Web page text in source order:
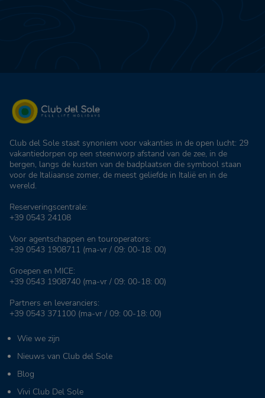
Club del Sole staat synoniem voor vakanties in de open lucht: 29
vakantiedorpen op een steenworp afstand van de zee, in de
bergen, langs de kusten van de badplaatsen die symbool staan
voor de Italiaanse zomer, de meest geliefde in Italië en in de
wereld.
Reserveringscentrale:
+39 0543 24108
Voor agentschappen en touroperators:
+39 0543 1908711 (ma-vr / 09: 00-18: 00)
Groepen en MICE:
+39 0543 1908740 (ma-vr / 09: 00-18: 00)
Partners en leveranciers:
+39 0543 371100 (ma-vr / 09: 00-18: 00)
Wie we zijn
Nieuws van Club del Sole
Blog
Vivi Club Del Sole